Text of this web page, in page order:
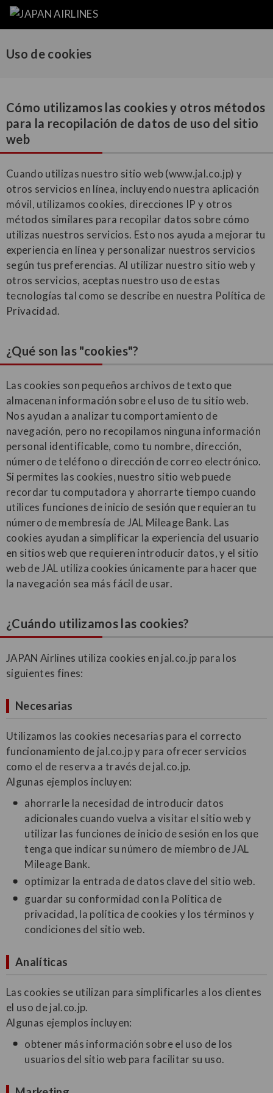
Uso de cookies
Cómo utilizamos las cookies y otros métodos
para la recopilación de datos de uso del sitio
web
Cuando utilizas nuestro sitio web (www.jal.co.jp) y
otros servicios en línea, incluyendo nuestra aplicación
móvil, utilizamos cookies, direcciones IP y otros
métodos similares para recopilar datos sobre cómo
utilizas nuestros servicios. Esto nos ayuda a mejorar tu
experiencia en línea y personalizar nuestros servicios
según tus preferencias. Al utilizar nuestro sitio web y
otros servicios, aceptas nuestro uso de estas
tecnologías tal como se describe en nuestra Política de
Privacidad.
¿Qué son las "cookies"?
Las cookies son pequeños archivos de texto que
almacenan información sobre el uso de tu sitio web.
Nos ayudan a analizar tu comportamiento de
navegación, pero no recopilamos ninguna información
personal identificable, como tu nombre, dirección,
número de teléfono o dirección de correo electrónico.
Si permites las cookies, nuestro sitio web puede
recordar tu computadora y ahorrarte tiempo cuando
utilices funciones de inicio de sesión que requieran tu
número de membresía de JAL Mileage Bank. Las
cookies ayudan a simplificar la experiencia del usuario
en sitios web que requieren introducir datos, y el sitio
web de JAL utiliza cookies únicamente para hacer que
la navegación sea más fácil de usar.
¿Cuándo utilizamos las cookies?
JAPAN Airlines utiliza cookies en jal.co.jp para los
siguientes fines:
Necesarias
Utilizamos las cookies necesarias para el correcto
funcionamiento de jal.co.jp y para ofrecer servicios
como el de reserva a través de jal.co.jp.
Algunas ejemplos incluyen:
ahorrarle la necesidad de introducir datos
adicionales cuando vuelva a visitar el sitio web y
utilizar las funciones de inicio de sesión en los que
tenga que indicar su número de miembro de JAL
Mileage Bank.
optimizar la entrada de datos clave del sitio web.
guardar su conformidad con la Política de
privacidad, la política de cookies y los términos y
condiciones del sitio web.
Analíticas
Las cookies se utilizan para simplificarles a los clientes
el uso de jal.co.jp.
Algunas ejemplos incluyen:
obtener más información sobre el uso de los
usuarios del sitio web para facilitar su uso.